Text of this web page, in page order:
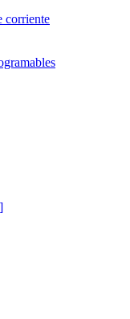
corriente